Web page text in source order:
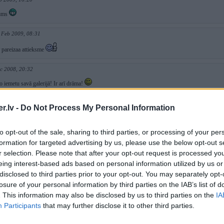
- Do Not Process My Personal Information
opt-out of the sale, sharing to third parties, or processing of your
for targeted advertising by us, please use the below opt-out
selection. Please note that after your opt-out request is processed
interest-based ads based on personal information utilized by us
to third parties prior to your opt-out. You may separately
of your personal information by third parties on the IAB’s list of
This information may also be disclosed by us to third parties on the
Participants that may further disclose it to other third parties.
Feb 2009, 08:31
attieksme
2008, 20:32
iemetu savā galerijā! Ir arī drāma!
2008, 21:45
- kā mana bundža sazāģēta? Būs laiks, iemetīšu kaut ko!
2008, 21:44
vienmēr brauks pa priekšu...tajā bildē mani aizkoda tikai tas, kur prāts bija žileti uzlikt
lietām, kuras vēl nav notikušas!